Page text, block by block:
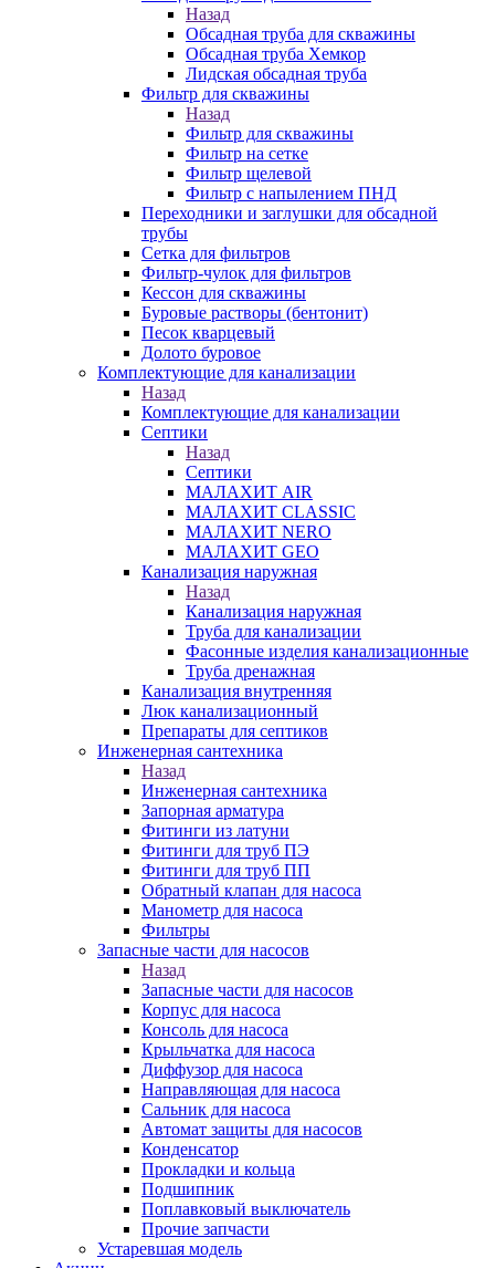
Назад
Обсадная труба для скважины
Обсадная труба Хемкор
Лидская обсадная труба
Фильтр для скважины
Назад
Фильтр для скважины
Фильтр на сетке
Фильтр щелевой
Фильтр с напылением ПНД
Переходники и заглушки для обсадной
трубы
Сетка для фильтров
Фильтр-чулок для фильтров
Кессон для скважины
Буровые растворы (бентонит)
Песок кварцевый
Долото буровое
Комплектующие для канализации
Назад
Комплектующие для канализации
Септики
Назад
Септики
МАЛАХИТ AIR
МАЛАХИТ CLASSIC
МАЛАХИТ NERO
МАЛАХИТ GEO
Канализация наружная
Назад
Канализация наружная
Труба для канализации
Фасонные изделия канализационные
Труба дренажная
Канализация внутренняя
Люк канализационный
Препараты для септиков
Инженерная сантехника
Назад
Инженерная сантехника
Запорная арматура
Фитинги из латуни
Фитинги для труб ПЭ
Фитинги для труб ПП
Обратный клапан для насоса
Манометр для насоса
Фильтры
Запасные части для насосов
Назад
Запасные части для насосов
Корпус для насоса
Консоль для насоса
Крыльчатка для насоса
Диффузор для насоса
Направляющая для насоса
Сальник для насоса
Автомат защиты для насосов
Конденсатор
Прокладки и кольца
Подшипник
Поплавковый выключатель
Прочие запчасти
Устаревшая модель